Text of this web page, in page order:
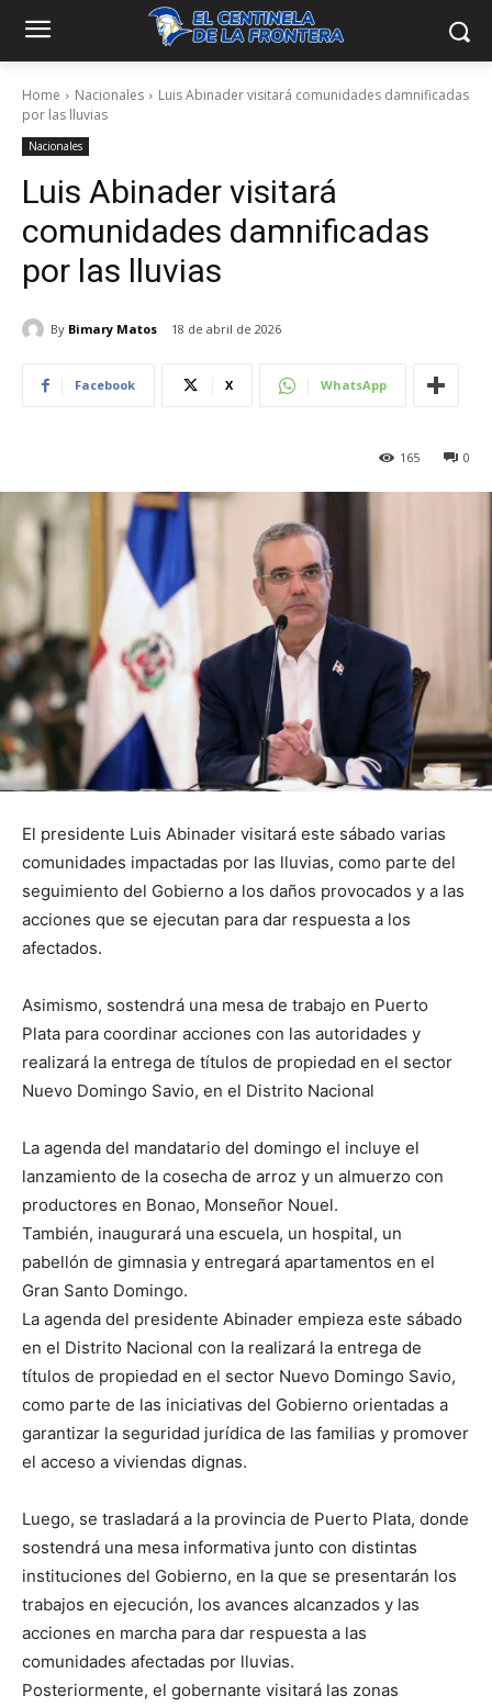
Home Nacionales
Luis Abinader visitará comunidades damnificadas
por las lluvias
Nacionales
Luis Abinader visitará
comunidades damnificadas
por las lluvias
By Bimary Matos 18 de abril de 2026
Facebook X WhatsApp
0
165
El presidente Luis Abinader visitará este sábado varias
comunidades impactadas por las lluvias, como parte del
seguimiento del Gobierno a los daños provocados y a las
acciones que se ejecutan para dar respuesta a los
afectados.
Asimismo, sostendrá una mesa de trabajo en Puerto
Plata para coordinar acciones con las autoridades y
realizará la entrega de títulos de propiedad en el sector
Nuevo Domingo Savio, en el Distrito Nacional
La agenda del mandatario del domingo el incluye el
lanzamiento de la cosecha de arroz y un almuerzo con
productores en Bonao, Monseñor Nouel.
También, inaugurará una escuela, un hospital, un
pabellón de gimnasia y entregará apartamentos en el
Gran Santo Domingo.
La agenda del presidente Abinader empieza este sábado
en el Distrito Nacional con la realizará la entrega de
títulos de propiedad en el sector Nuevo Domingo Savio,
como parte de las iniciativas del Gobierno orientadas a
garantizar la seguridad jurídica de las familias y promover
el acceso a viviendas dignas.
Luego, se trasladará a la provincia de Puerto Plata, donde
sostendrá una mesa informativa junto con distintas
instituciones del Gobierno, en la que se presentarán los
trabajos en ejecución, los avances alcanzados y las
acciones en marcha para dar respuesta a las
comunidades afectadas por lluvias.
Posteriormente, el gobernante visitará las zonas